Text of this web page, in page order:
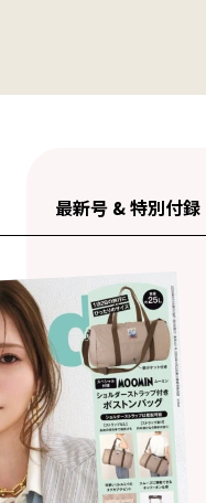
最新号 & 特別付録